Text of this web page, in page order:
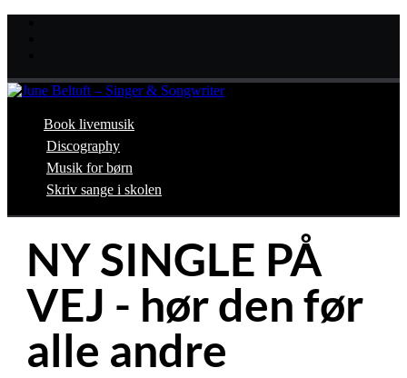
Book livemusik
Discography
Musik for børn
Skriv sange i skolen
NY SINGLE PÅ
VEJ - hør den før
alle andre